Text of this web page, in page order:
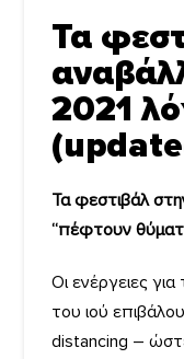
Τα
2021
Τα φεστιβάλ
“πέφτουν
Οι ενέργειες
του ιού
distancing –